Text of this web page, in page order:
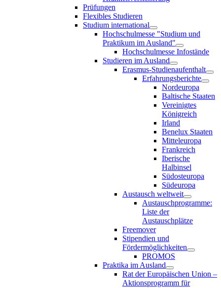
Prüfungen
Flexibles Studieren
Studium international
Hochschulmesse "Studium und
Praktikum im Ausland"
Hochschulmesse Infostände
Studieren im Ausland
Erasmus-Studienaufenthalt
Erfahrungsberichte
Nordeuropa
Baltische Staaten
Vereinigtes
Königreich
Irland
Benelux Staaten
Mitteleuropa
Frankreich
Iberische
Halbinsel
Südosteuropa
Südeuropa
Austausch weltweit
Austauschprogramme:
Liste der
Austauschplätze
Freemover
Stipendien und
Fördermöglichkeiten
PROMOS
Praktika im Ausland
Rat der Europäischen Union –
Aktionsprogramm für